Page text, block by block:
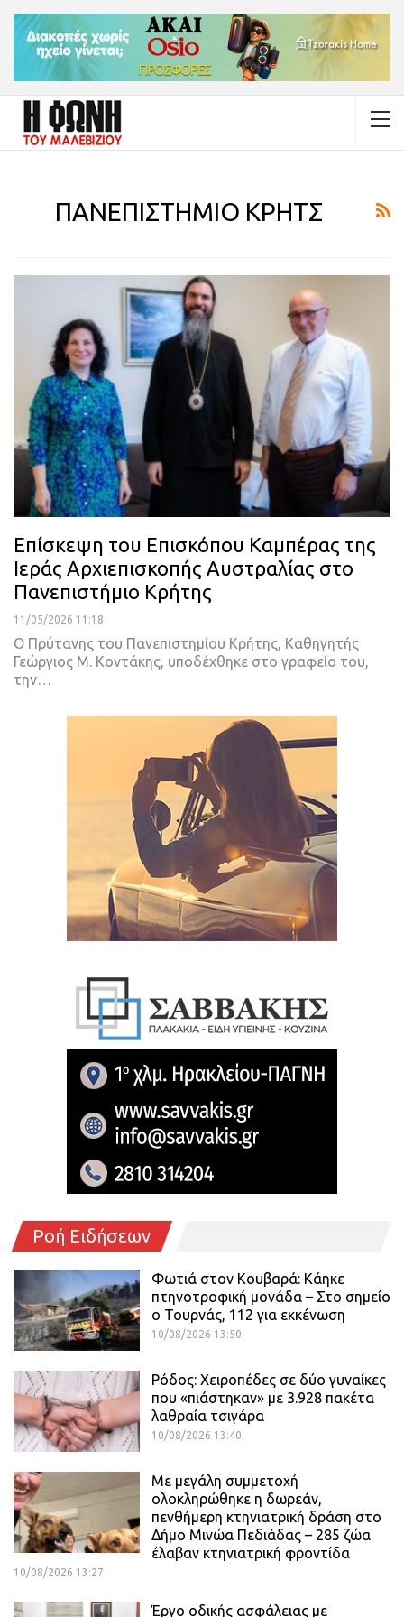
ΠΑΝΕΠΙΣΤΗΜΙΟ ΚΡΗΤΣ
Επίσκεψη του Επισκόπου Καμπέρας της
Ιεράς Αρχιεπισκοπής Αυστραλίας στο
Πανεπιστήμιο Κρήτης
11/05/2026 11:18
Ο Πρύτανης του Πανεπιστημίου Κρήτης, Καθηγητής
Γεώργιος Μ. Κοντάκης, υποδέχθηκε στο γραφείο του,
την…
Ροή Ειδήσεων
Φωτιά στον Κουβαρά: Κάηκε
πτηνοτροφική μονάδα – Στο σημείο
ο Τουρνάς, 112 για εκκένωση
10/08/2026 13:50
Ρόδος: Χειροπέδες σε δύο γυναίκες
που «πιάστηκαν» με 3.928 πακέτα
λαθραία τσιγάρα
10/08/2026 13:40
Με μεγάλη συμμετοχή
ολοκληρώθηκε η δωρεάν,
πενθήμερη κτηνιατρική δράση στο
Δήμο Μινώα Πεδιάδας – 285 ζώα
έλαβαν κτηνιατρική φροντίδα
10/08/2026 13:27
Έργο οδικής ασφάλειας με